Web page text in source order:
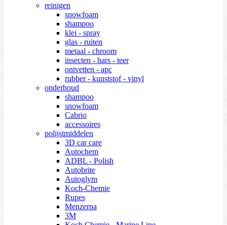
reinigen
snowfoam
shampoo
klei - spray
glas - ruiten
metaal - chroom
insecten - hars - teer
ontvetten - apc
rubber - kunststof - vinyl
onderhoud
shampoo
snowfoam
Cabrio
accessoires
polijstmiddelen
3D car care
Autochem
ADBL - Polish
Autobrite
Autoglym
Koch-Chemie
Rupes
Menzerna
3M